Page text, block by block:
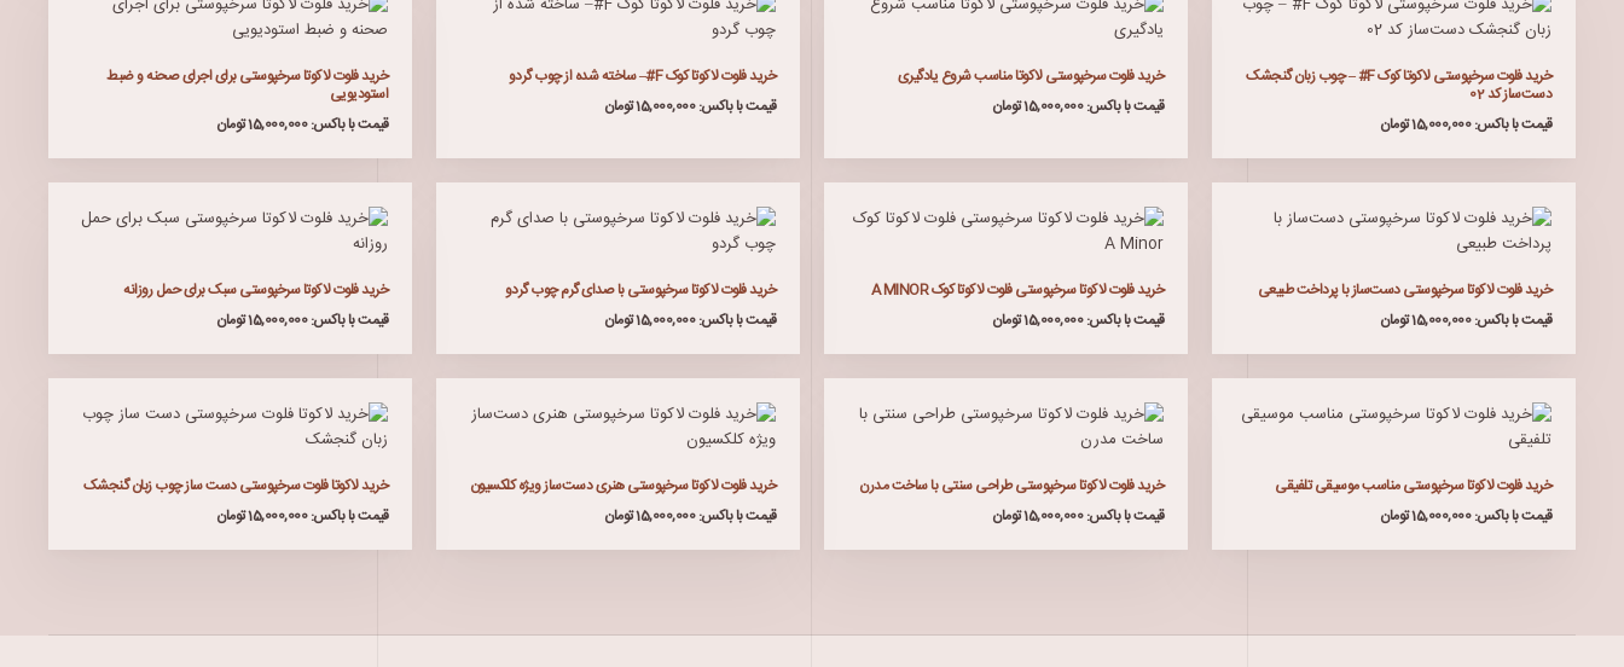
خرید فلوت سرخپوستی لاکوتا کوک F# – چوب زبان گنجشک
دست‌ساز کد 02
قیمت با باکس: 15,000,000 تومان
خرید فلوت سرخپوستی لاکوتا مناسب شروع یادگیری
قیمت با باکس: 15,000,000 تومان
خرید فلوت لاکوتا کوک F#– ساخته شده از چوب گردو
قیمت با باکس: 15,000,000 تومان
خرید فلوت لاکوتا سرخپوستی برای اجرای صحنه و ضبط
استودیویی
قیمت با باکس: 15,000,000 تومان
خرید فلوت لاکوتا سرخپوستی دست‌ساز با پرداخت طبیعی
قیمت با باکس: 15,000,000 تومان
خرید فلوت لاکوتا سرخپوستی فلوت لاکوتا کوک A MINOR
قیمت با باکس: 15,000,000 تومان
خرید فلوت لاکوتا سرخپوستی با صدای گرم چوب گردو
قیمت با باکس: 15,000,000 تومان
خرید فلوت لاکوتا سرخپوستی سبک برای حمل روزانه
قیمت با باکس: 15,000,000 تومان
خرید فلوت لاکوتا سرخپوستی مناسب موسیقی تلفیقی
قیمت با باکس: 15,000,000 تومان
خرید فلوت لاکوتا سرخپوستی طراحی سنتی با ساخت مدرن
قیمت با باکس: 15,000,000 تومان
خرید فلوت لاکوتا سرخپوستی هنری دست‌ساز ویژه کلکسیون
قیمت با باکس: 15,000,000 تومان
خرید لاکوتا فلوت سرخپوستی دست ساز چوب زبان گنجشک
قیمت با باکس: 15,000,000 تومان